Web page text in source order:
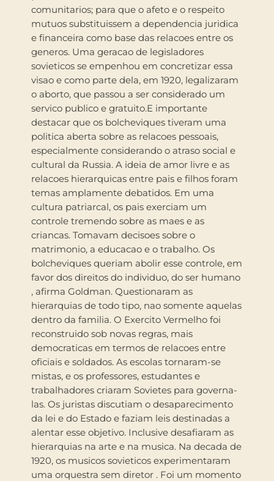
comunitarios; para que o afeto e o respeito
mutuos substituissem a dependencia juridica
e financeira como base das relacoes entre os
generos. Uma geracao de legisladores
sovieticos se empenhou em concretizar essa
visao e como parte dela, em 1920, legalizaram
o aborto, que passou a ser considerado um
servico publico e gratuito.E importante
destacar que os bolcheviques tiveram uma
politica aberta sobre as relacoes pessoais,
especialmente considerando o atraso social e
cultural da Russia. A ideia de amor livre e as
relacoes hierarquicas entre pais e filhos foram
temas amplamente debatidos. Em uma
cultura patriarcal, os pais exerciam um
controle tremendo sobre as maes e as
criancas. Tomavam decisoes sobre o
matrimonio, a educacao e o trabalho. Os
bolcheviques queriam abolir esse controle, em
favor dos direitos do individuo, do ser humano
, afirma Goldman. Questionaram as
hierarquias de todo tipo, nao somente aquelas
dentro da familia. O Exercito Vermelho foi
reconstruido sob novas regras, mais
democraticas em termos de relacoes entre
oficiais e soldados. As escolas tornaram-se
mistas, e os professores, estudantes e
trabalhadores criaram Sovietes para governa-
las. Os juristas discutiam o desaparecimento
da lei e do Estado e faziam leis destinadas a
alentar esse objetivo. Inclusive desafiaram as
hierarquias na arte e na musica. Na decada de
1920, os musicos sovieticos experimentaram
uma orquestra sem diretor . Foi um momento